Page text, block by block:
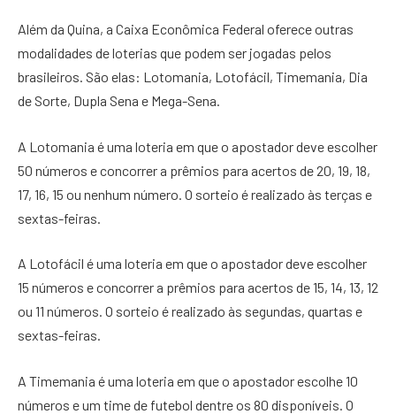
Além da Quina, a Caixa Econômica Federal oferece outras
modalidades de loterias que podem ser jogadas pelos
brasileiros. São elas: Lotomania, Lotofácil, Timemania, Dia
de Sorte, Dupla Sena e Mega-Sena.
A Lotomania é uma loteria em que o apostador deve escolher
50 números e concorrer a prêmios para acertos de 20, 19, 18,
17, 16, 15 ou nenhum número. O sorteio é realizado às terças e
sextas-feiras.
A Lotofácil é uma loteria em que o apostador deve escolher
15 números e concorrer a prêmios para acertos de 15, 14, 13, 12
ou 11 números. O sorteio é realizado às segundas, quartas e
sextas-feiras.
A Timemania é uma loteria em que o apostador escolhe 10
números e um time de futebol dentre os 80 disponíveis. O